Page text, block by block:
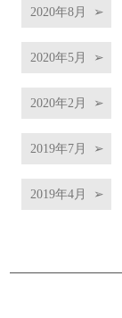
2020年8月
2020年5月
2020年2月
2019年7月
2019年4月